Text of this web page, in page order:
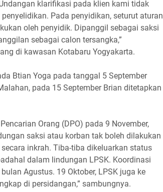
klarifikasi pada klien kami tidak
Pada penyidikan, seturut aturan
oleh penyidik. Dipanggil sebagai saksi
sebagai calon tersangka,”
di kawasan Kotabaru Yogyakarta.
Btian Yoga pada tanggal 5 September
pada 15 September Brian ditetapkan
Orang (DPO) pada 9 November,
saksi atau korban tak boleh dilakukan
inkrah. Tiba-tiba dikeluarkan status
dalam lindungan LPSK. Koordinasi
Agustus. 19 Oktober, LPSK juga ke
di persidangan,” sambungnya.